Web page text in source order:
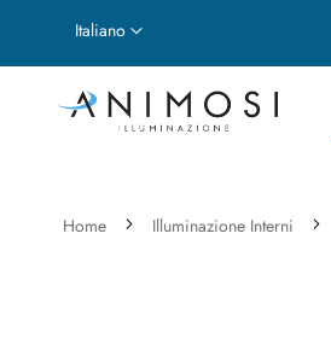
Lingua
Italiano
Home Illuminazione Interni